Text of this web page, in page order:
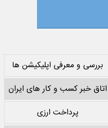
بررسی و معرفی اپلیکیشن ها
اتاق خبر کسب و کار های ایران
پرداخت ارزی